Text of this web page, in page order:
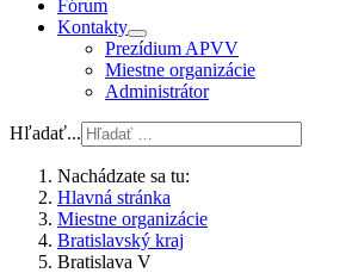
Fórum
Kontakty
Prezídium APVV
Miestne organizácie
Administrátor
Hľadať...
Nachádzate sa tu:
Hlavná stránka
Miestne organizácie
Bratislavský kraj
Bratislava V